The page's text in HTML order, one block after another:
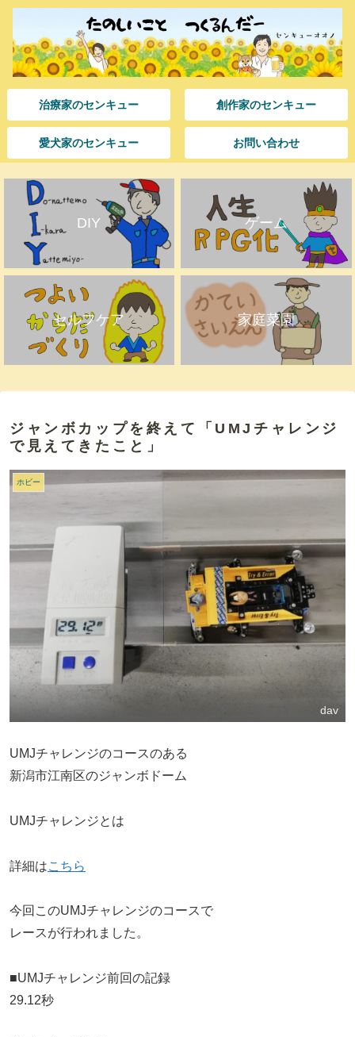
治療家のセンキュー 創作家のセンキュー
愛犬家のセンキュー お問い合わせ
DIY ゲーム
セルフケア 家庭菜園
ジャンボカップを終えて「UMJチャレンジ
で見えてきたこと」
ホビー
dav
UMJチャレンジのコースのある
新潟市江南区のジャンボドーム
UMJチャレンジとは
詳細はこちら
今回このUMJチャレンジのコースで
レースが行われました。
■UMJチャレンジ前回の記録
29.12秒